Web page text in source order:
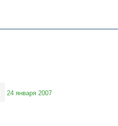
24 января 2007